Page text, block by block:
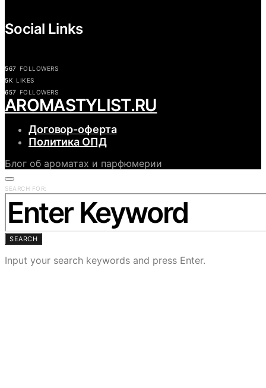
Social Links
567 FOLLOWERS
5K LIKES
657 FOLLOWERS
АROMASTYLIST.RU
Договор-оферта
Политика ОПД
Блог об ароматах и парфюмерии
SEARCH FOR:
SEARCH
Input your search keywords and press Enter.